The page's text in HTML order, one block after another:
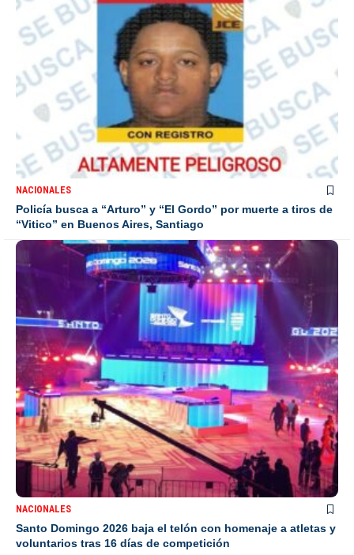
NACIONALES
Policía busca a “Arturo” y “El Gordo” por muerte a tiros de
“Vitico” en Buenos Aires, Santiago
NACIONALES
Santo Domingo 2026 baja el telón con homenaje a atletas y
voluntarios tras 16 días de competición